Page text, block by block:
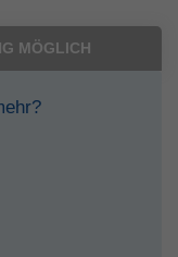
MÖGLICH